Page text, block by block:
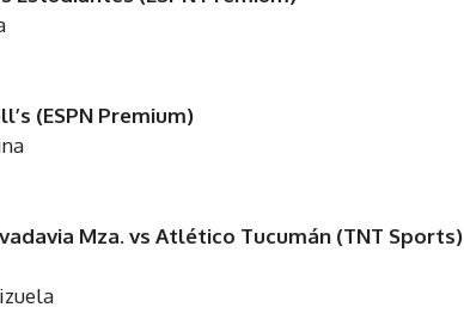
(ESPN Premium)
Mza. vs Atlético Tucumán (TNT Sports)